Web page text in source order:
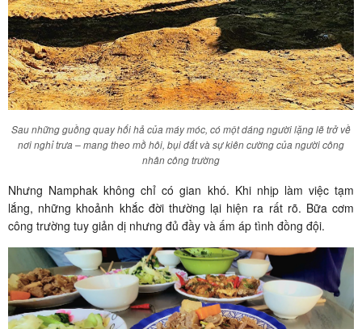
Sau những guồng quay hối hả của máy móc, có một dáng người lặng lẽ trở về
nơi nghỉ trưa – mang theo mồ hôi, bụi đất và sự kiên cường của người công
nhân công trường
Nhưng Namphak không chỉ có gian khó. Khi nhịp làm việc tạm
lắng, những khoảnh khắc đời thường lại hiện ra rất rõ. Bữa cơm
công trường tuy giản dị nhưng đủ đầy và ấm áp tình đồng đội.